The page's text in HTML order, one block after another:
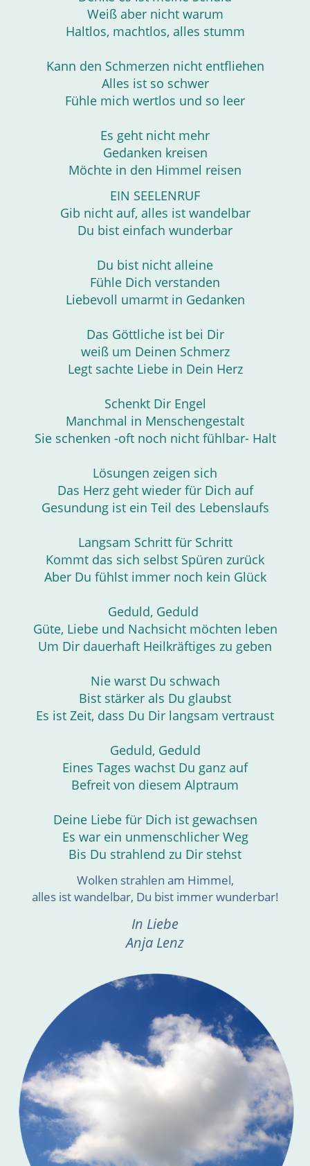
Weiß aber nicht warum
Haltlos, machtlos, alles stumm
Kann den Schmerzen nicht entfliehen
Alles ist so schwer
Fühle mich wertlos und so leer
Es geht nicht mehr
Gedanken kreisen
Möchte in den Himmel reisen
EIN SEELENRUF
Gib nicht auf, alles ist wandelbar
Du bist einfach wunderbar
Du bist nicht alleine
Fühle Dich verstanden
Liebevoll umarmt in Gedanken
Das Göttliche ist bei Dir
weiß um Deinen Schmerz
Legt sachte Liebe in Dein Herz
Schenkt Dir Engel
Manchmal in Menschengestalt
Sie schenken -oft noch nicht fühlbar- Halt
Lösungen zeigen sich
Das Herz geht wieder für Dich auf
Gesundung ist ein Teil des Lebenslaufs
Langsam Schritt für Schritt
Kommt das sich selbst Spüren zurück
Aber Du fühlst immer noch kein Glück
Geduld, Geduld
Güte, Liebe und Nachsicht möchten leben
Um Dir dauerhaft Heilkräftiges zu geben
Nie warst Du schwach
Bist stärker als Du glaubst
Es ist Zeit, dass Du Dir langsam vertraust
Geduld, Geduld
Eines Tages wachst Du ganz auf
Befreit von diesem Alptraum
Deine Liebe für Dich ist gewachsen
Es war ein unmenschlicher Weg
Bis Du strahlend zu Dir stehst
Wolken strahlen am Himmel,
alles ist wandelbar, Du bist immer wunderbar!
In Liebe
Anja Lenz